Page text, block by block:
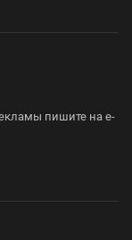
пишите на e-